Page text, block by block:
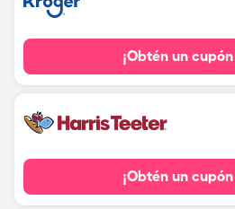
¡Obtén un
¡Obtén un